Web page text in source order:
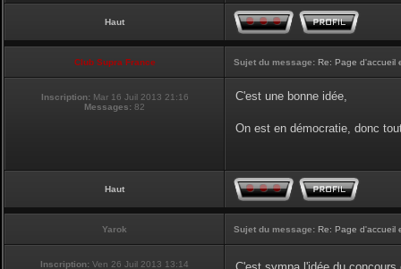
Haut
Club Supra France Sujet du message: Re: Page d'accueil
Inscription: Mar 16 Juil 2013 21:16
Messages: 82
C'est une bonne idée,
On est en démocratie, donc
Haut
Yarok Sujet du message: Re: Page d'accueil
Inscription: Ven 26 Juil 2013 13:14